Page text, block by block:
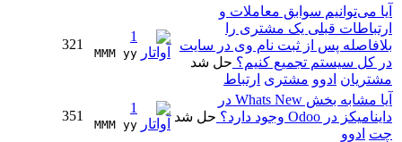
آیا می‌توانیم سوابق معاملات و
ارتباطات قبلی یک مشتری را
بلافاصله پس از ثبت نام وی در سایت
در کل سیستم تجمیع کنیم؟ حل شد
مشتریان ادوو مشتری ارتباط
1
MMM yy
321
آیا مشابه بخش Whats New در
داینامیکز در Odoo وجود دارد؟
حل شد
چت ادوو
1
MMM yy
351